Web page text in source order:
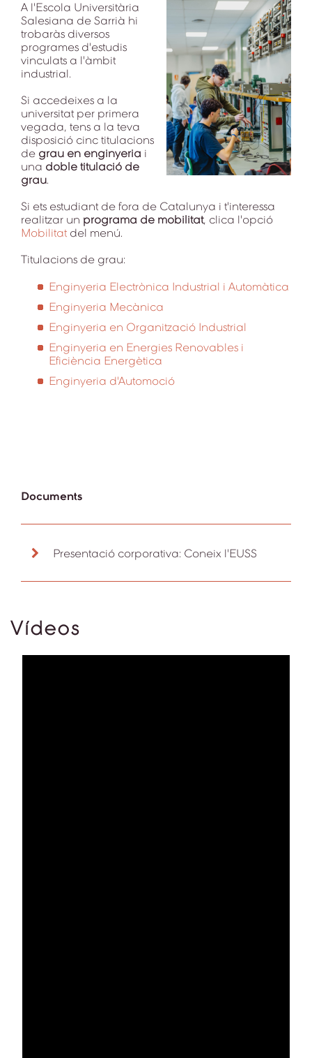
A l'Escola Universitària
Salesiana de Sarrià hi
trobaràs diversos
programes d'estudis
vinculats a l'àmbit
industrial.
Si accedeixes a la
universitat per primera
vegada, tens a la teva
disposició cinc titulacions
de grau en enginyeria i
una doble titulació de
grau.
Si ets estudiant de fora de Catalunya i t'interessa
realitzar un programa de mobilitat, clica l'opció
Mobilitat del menú.
Titulacions de grau:
Enginyeria Electrònica Industrial i Automàtica
Enginyeria Mecànica
Enginyeria en Organització Industrial
Enginyeria en Energies Renovables i
Eficiència Energètica
Enginyeria d'Automoció
Documents
Presentació corporativa: Coneix l'EUSS
Vídeos